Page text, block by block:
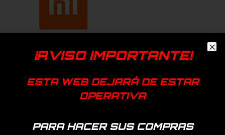
Productos relacionados
¡AVISO IMPORTANTE!
ESTA WEB DEJARÁ DE ESTAR
OPERATIVA
PARA HACER SUS COMPRAS